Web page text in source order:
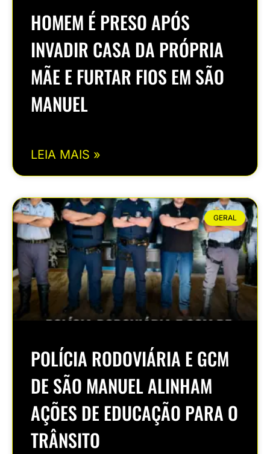
HOMEM É PRESO APÓS
INVADIR CASA DA PRÓPRIA
MÃE E FURTAR FIOS EM SÃO
MANUEL
LEIA MAIS »
GERAL
POLÍCIA RODOVIÁRIA E GCM
DE SÃO MANUEL ALINHAM
AÇÕES DE EDUCAÇÃO PARA O
TRÂNSITO